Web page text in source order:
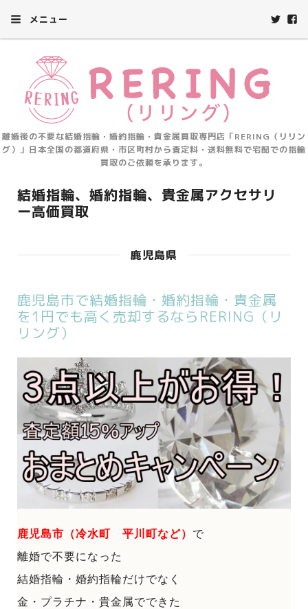
メニュー
離婚後の不要な結婚指輪・婚約指輪・貴金属買取専門店「RERING（リリン
グ）」日本全国の都道府県・市区町村から査定料・送料無料で宅配での指輪
買取のご依頼を承ります。
結婚指輪、婚約指輪、貴金属アクセサリ
ー高価買取
鹿児島県
鹿児島市で結婚指輪・婚約指輪・貴金属
を1円でも高く売却するならRERING（リ
リング）
鹿児島市（冷水町 平川町など） で
離婚で不要になった
結婚指輪・婚約指輪だけでなく
金・プラチナ・貴金属でできた